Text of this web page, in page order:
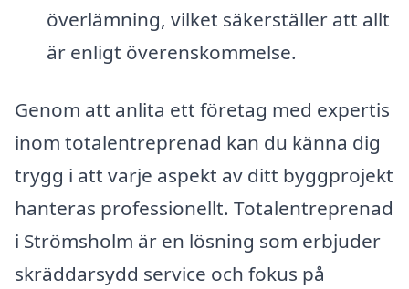
överlämning, vilket säkerställer att allt
är enligt överenskommelse.
Genom att anlita ett företag med expertis
inom totalentreprenad kan du känna dig
trygg i att varje aspekt av ditt byggprojekt
hanteras professionellt. Totalentreprenad
i Strömsholm är en lösning som erbjuder
skräddarsydd service och fokus på